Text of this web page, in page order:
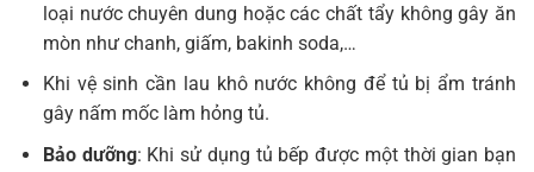
loại nước chuyên dung hoặc các chất tẩy không gây ăn
mòn như chanh, giấm, bakinh soda,…
Khi vệ sinh cần lau khô nước không để tủ bị ẩm tránh
gây nấm mốc làm hỏng tủ.
Bảo dưỡng: Khi sử dụng tủ bếp được một thời gian bạn